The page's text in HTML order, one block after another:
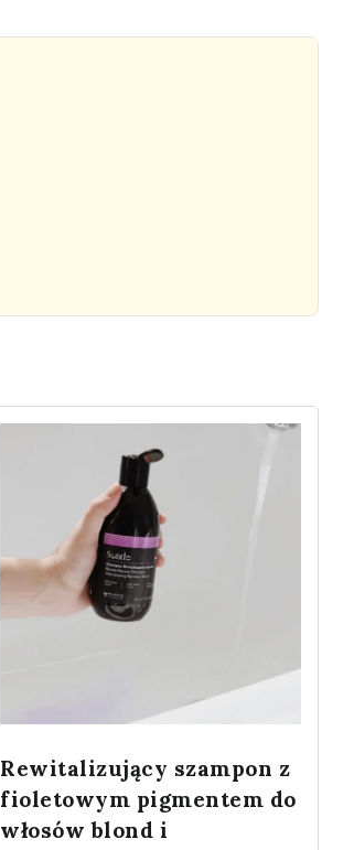
Rewitalizujący szampon z
fioletowym pigmentem do
włosów blond i